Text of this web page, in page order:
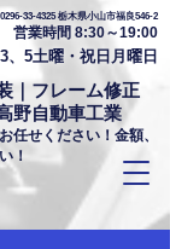
0296-33-4325 栃木県小山市福良546-2
営業時間 8:30～19:00
5土曜・祝日月曜日
｜フレーム修正
野自動車工業
任せください！金額、
！